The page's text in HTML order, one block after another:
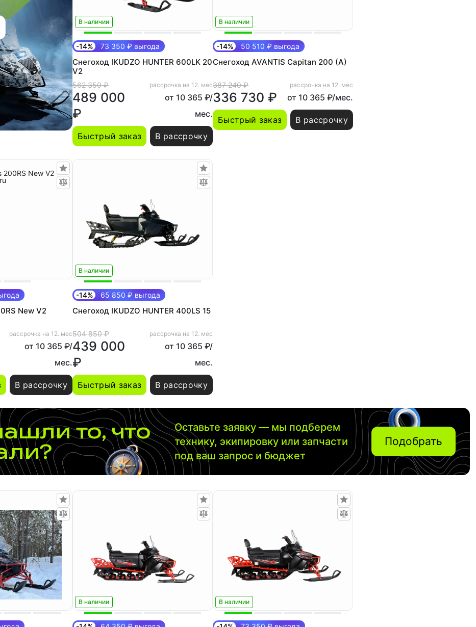
В наличии
-14% 73 350 ₽ выгода
Снегоход IKUDZO HUNTER 600LK 20
V2
562 350 ₽
489 000
₽
рассрочка на 12. мес
от 10 365 ₽/
мес.
Быстрый заказ В рассрочку
В наличии
-14% 50 510 ₽ выгода
Снегоход AVANTIS Capitan 200 (A)
387 240 ₽
336 730 ₽
рассрочка на 12. мес
от 10 365 ₽/мес.
Быстрый заказ В рассрочку
New V2
рассрочка на 12. мес
от 10 365 ₽/
мес.
В рассрочку
В наличии
-14% 65 850 ₽ выгода
Снегоход IKUDZO HUNTER 400LS 15
504 850 ₽
439 000
₽
рассрочка на 12. мес
от 10 365 ₽/
мес.
Быстрый заказ В рассрочку
то, что
Оставьте заявку — мы подберем
технику, экипировку или запчасти
под ваш запрос и бюджет
Подобрать
В наличии В наличии